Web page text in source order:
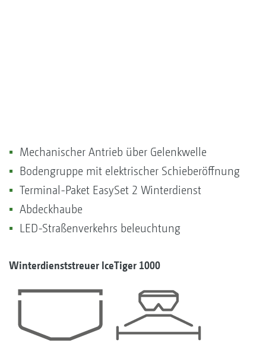
Mechanischer Antrieb über Gelenkwelle
Bodengruppe mit elektrischer Schieberöffnung
Terminal-Paket EasySet 2 Winterdienst
Abdeckhaube
LED-Straßenverkehrs beleuchtung
Winterdienststreuer IceTiger 1000